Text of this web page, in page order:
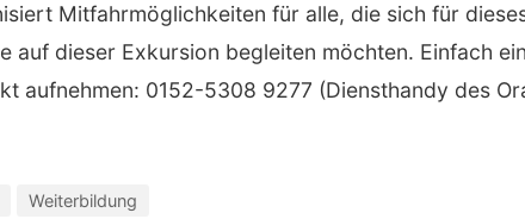
Mitfahrmöglichkeiten für alle, die sich für
auf dieser Exkursion begleiten möchten. Einfach
aufnehmen: 0152-5308 9277 (Diensthandy des
Weiterbildung